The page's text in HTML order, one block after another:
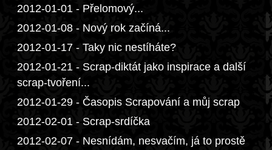
2012-01-01 - Přelomový...
2012-01-08 - Nový rok začíná...
2012-01-17 - Taky nic nestíháte?
2012-01-21 - Scrap-diktát jako inspirace a další
scrap-tvoření...
2012-01-29 - Časopis Scrapování a můj scrap
2012-02-01 - Scrap-srdíčka
2012-02-07 - Nesnídám, nesvačím, já to prostě